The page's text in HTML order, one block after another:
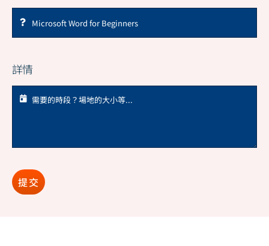
詳情
提交